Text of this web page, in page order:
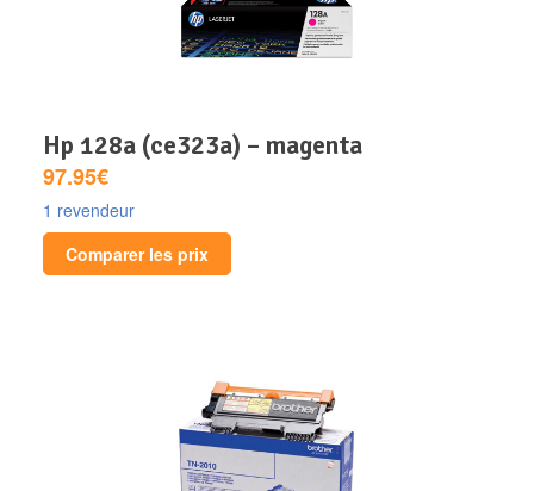
hp 128a (ce323a) – magenta
97.95€
1 revendeur
Comparer les prix